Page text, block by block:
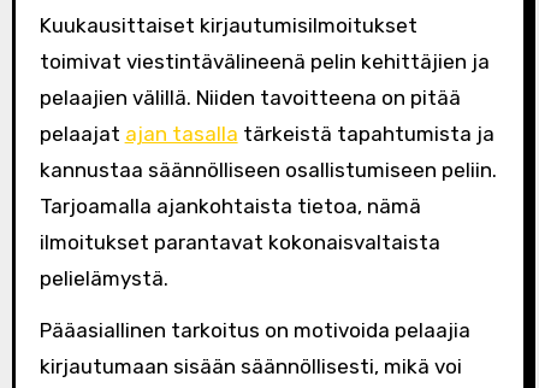
Kuukausittaiset kirjautumisilmoitukset
toimivat viestintävälineenä pelin kehittäjien ja
pelaajien välillä. Niiden tavoitteena on pitää
pelaajat ajan tasalla tärkeistä tapahtumista ja
kannustaa säännölliseen osallistumiseen peliin.
Tarjoamalla ajankohtaista tietoa, nämä
ilmoitukset parantavat kokonaisvaltaista
pelielämystä.
Pääasiallinen tarkoitus on motivoida pelaajia
kirjautumaan sisään säännöllisesti, mikä voi